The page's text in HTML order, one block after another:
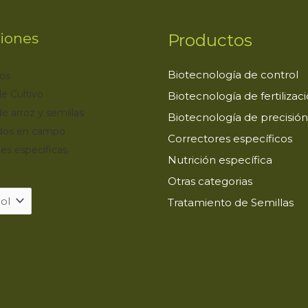
Cultivo
arroz y semillas
en campo
específicas
Productos
Biotecnología de control
Biotecnología de
Biotecnología de precisión
Correctores específicos
Nutrición específica
Otras categorias
Tratamiento de Semillas